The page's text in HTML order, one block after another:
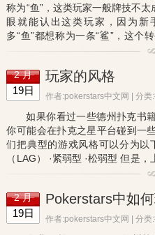
称为“鱼”，这类玩家一般牌技不
眼就能认出这类玩家，因为新
多“鱼”都想称为一条“鲨”，这个
气。不管在什么时候处于什么状
2 月
19日
玩家的风格
作者:pokerstars中文网 | 分类:
如果你看过一些德州扑克书
你可能会在扑克之星平台碰到一
们把典型的游戏风格可以分为以
（LAG） ·紧弱型 ·松弱型 但是
字眼在德州扑克中具体是什么意
2 月
19日
Pokerstars中如
作者:pokerstars中文网 | 分类: